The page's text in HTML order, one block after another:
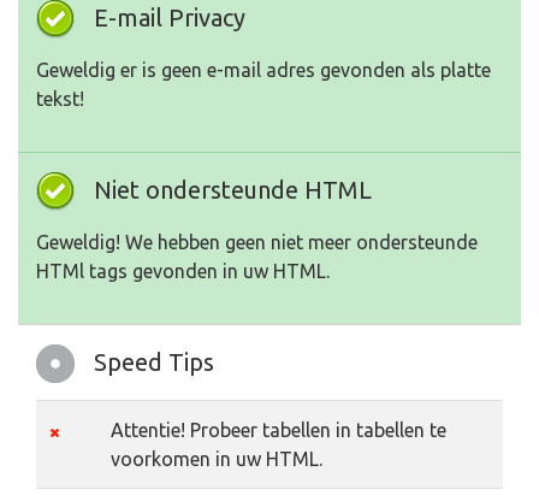
E-mail Privacy
Geweldig er is geen e-mail adres gevonden als platte
tekst!
Niet ondersteunde HTML
Geweldig! We hebben geen niet meer ondersteunde
HTMl tags gevonden in uw HTML.
Speed Tips
Attentie! Probeer tabellen in tabellen te
voorkomen in uw HTML.